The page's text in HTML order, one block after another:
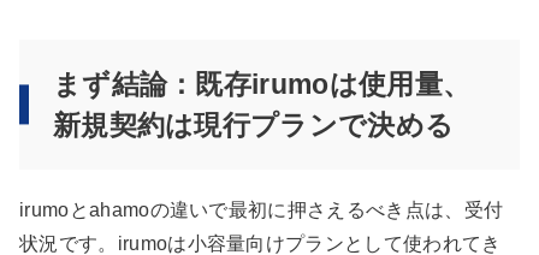
まず結論：既存irumoは使用量、
新規契約は現行プランで決める
irumoとahamoの違いで最初に押さえるべき点は、受付
状況です。irumoは小容量向けプランとして使われてき